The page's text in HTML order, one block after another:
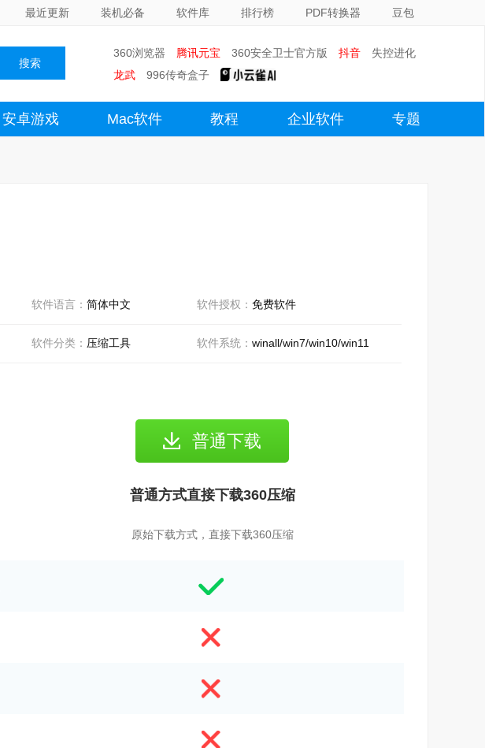
最近更新 装机必备 软件库 排行榜 PDF转换器 豆包
360浏览器 腾讯元宝 360安全卫士官方版 抖音
失控进化
龙武
996传奇盒子
安卓游戏 Mac软件 教程 企业软件 专题
软件语言： 简体中文 软件授权： 免费软件
软件分类： 压缩工具 软件系统： winall/win7/win10/win11
普通下载
普通方式直接下载360压缩
原始下载方式，直接下载360压缩